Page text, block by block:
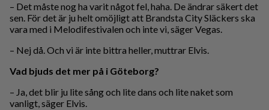
– Det måste nog ha varit något fel, haha. De ändrar säkert det
sen. För det är ju helt omöjligt att Brandsta City Släckers ska
vara med i Melodifestivalen och inte vi, säger Vegas.
– Nej då. Och vi är inte bittra heller, muttrar Elvis.
Vad bjuds det mer på i Göteborg?
– Ja, det blir ju lite sång och lite dans och lite naket som
vanligt, säger Elvis.